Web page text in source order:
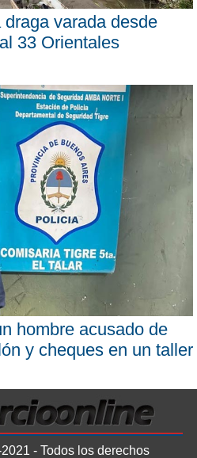
varada desde
33 Orientales
hombre acusado de
y cheques en un taller
- Todos los derechos